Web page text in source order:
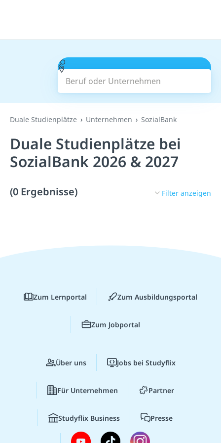
Beruf oder Unternehmen
Suchen
Duale Studienplätze Unternehmen SozialBank
Duale Studienplätze bei
SozialBank 2026 & 2027
(0 Ergebnisse) Filter anzeigen
Zum Lernportal Zum Ausbildungsportal
Zum Jobportal
Über uns Jobs bei Studyflix
Für Unternehmen Partner
Studyflix Business Presse